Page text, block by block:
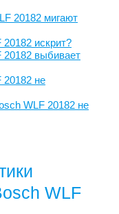
20182 мигают
искрит?
выбивает
не
WLF 20182 не
WLF